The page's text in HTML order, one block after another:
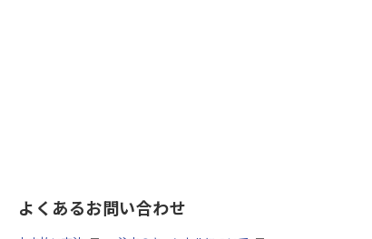
よくあるお問い合わせ